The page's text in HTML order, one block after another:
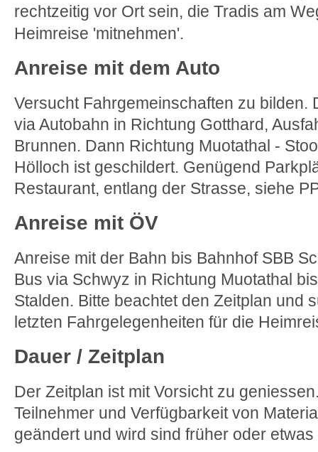
rechtzeitig vor Ort sein, die Tradis am
Heimreise 'mitnehmen'.
Anreise mit dem Auto
Versucht Fahrgemeinschaften zu bilden.
via Autobahn in Richtung Gotthard,
Brunnen. Dann Richtung Muotathal -
Hölloch ist geschildert. Genügend
Restaurant, entlang der Strasse, siehe
Anreise mit ÖV
Anreise mit der Bahn bis Bahnhof SBB
Bus via Schwyz in Richtung Muotathal
Stalden. Bitte beachtet den Zeitplan und
letzten Fahrgelegenheiten für die
Dauer / Zeitplan
Der Zeitplan ist mit Vorsicht zu
Teilnehmer und Verfügbarkeit von
geändert und wird sind früher oder